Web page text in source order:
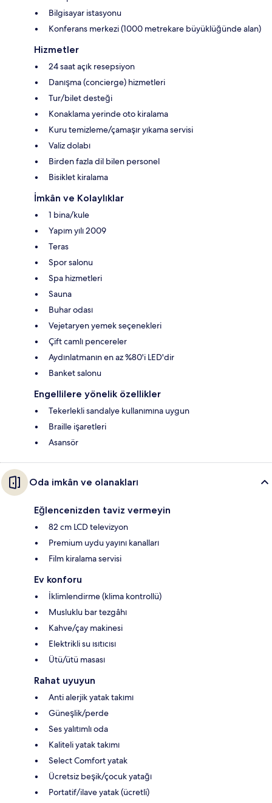
Bilgisayar istasyonu
Konferans merkezi (1000 metrekare büyüklüğünde alan)
Hizmetler
24 saat açık resepsiyon
Danışma (concierge) hizmetleri
Tur/bilet desteği
Konaklama yerinde oto kiralama
Kuru temizleme/çamaşır yıkama servisi
Valiz dolabı
Birden fazla dil bilen personel
Bisiklet kiralama
İmkân ve Kolaylıklar
1 bina/kule
Yapım yılı 2009
Teras
Spor salonu
Spa hizmetleri
Sauna
Buhar odası
Vejetaryen yemek seçenekleri
Çift camlı pencereler
Aydınlatmanın en az %80'i LED'dir
Banket salonu
Engellilere yönelik özellikler
Tekerlekli sandalye kullanımına uygun
Braille işaretleri
Asansör
Oda imkân ve olanakları
Eğlencenizden taviz vermeyin
82 cm LCD televizyon
Premium uydu yayını kanalları
Film kiralama servisi
Ev konforu
İklimlendirme (klima kontrollü)
Musluklu bar tezgâhı
Kahve/çay makinesi
Elektrikli su ısıtıcısı
Ütü/ütü masası
Rahat uyuyun
Anti alerjik yatak takımı
Güneşlik/perde
Ses yalıtımlı oda
Kaliteli yatak takımı
Select Comfort yatak
Ücretsiz beşik/çocuk yatağı
Portatif/ilave yatak (ücretli)